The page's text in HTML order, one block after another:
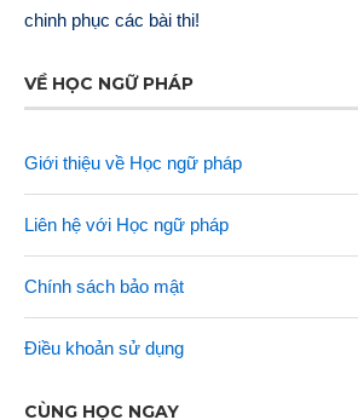
chinh phục các bài thi!
VỀ HỌC NGỮ PHÁP
Giới thiệu về Học ngữ pháp
Liên hệ với Học ngữ pháp
Chính sách bảo mật
Điều khoản sử dụng
CÙNG HỌC NGAY